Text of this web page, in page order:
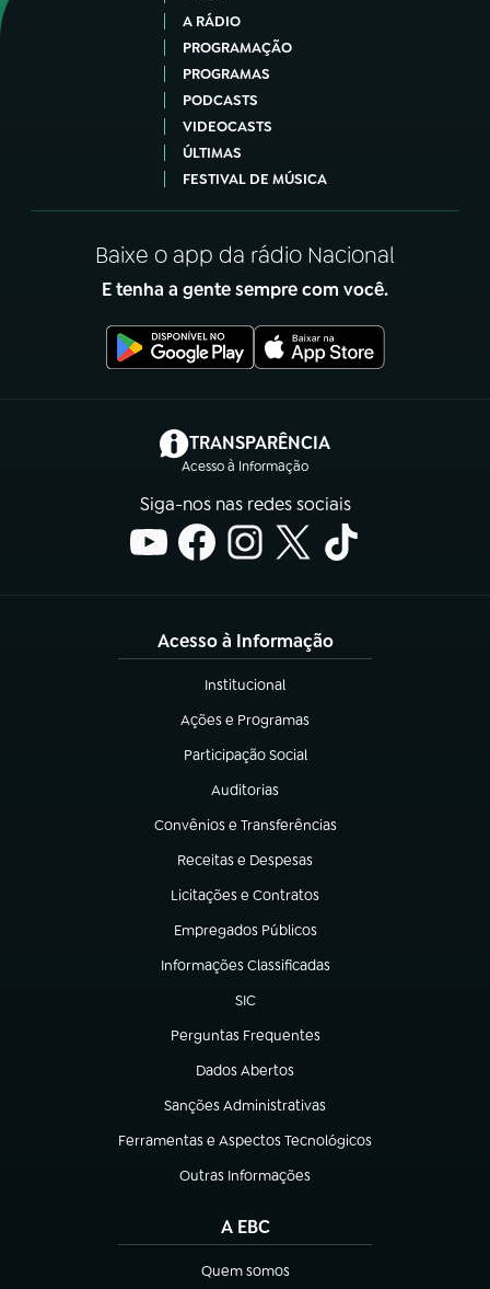
A RÁDIO
PROGRAMAÇÃO
PROGRAMAS
PODCASTS
VIDEOCASTS
ÚLTIMAS
FESTIVAL DE MÚSICA
Baixe o app da rádio Nacional
E tenha a gente sempre com você.
TRANSPARÊNCIA
Acesso à Informação
(abre em nova aba)
Siga-nos nas redes sociais
Acesso à Informação
Institucional
(abre em nova aba)
Ações e Programas
(abre em nova aba)
Participação Social
(abre em nova aba)
Auditorias
(abre em nova aba)
Convênios e Transferências
(abre em nova aba)
Receitas e Despesas
(abre em nova aba)
Licitações e Contratos
(abre em nova aba)
Empregados Públicos
(abre em nova aba)
Informações Classificadas
(abre em nova aba)
SIC
(abre em nova aba)
Perguntas Frequentes
(abre em nova aba)
Dados Abertos
(abre em nova aba)
Sanções Administrativas
(abre em nova aba)
Ferramentas e Aspectos Tecnológicos
(abre em nova aba)
Outras Informações
(abre em nova aba)
A EBC
Quem somos
(abre em nova aba)